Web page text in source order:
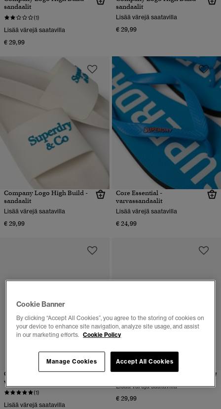
sandaalit
(1)
Lisää värejä saatavilla
€ 29,99
sandaalit
Lisää värejä saatavilla
€ 29,99
Company Logo High Build -
sandaalit
Lisää värejä saatavilla
€ 29,99
Core Essential -
varvassandaalit
Lisää värejä saatavilla
€ 24,99
Core Essential -
varvassandaalit
(1)
Lisää värejä saatavilla
Vintage-varvassandaalit
Lisää värejä saatavilla
€ 29,99
Cookie Banner
By clicking “Accept All Cookies”, you agree to the storing of cookies on
your device to enhance site navigation, analyze site usage, and assist
in our marketing efforts. Cookie Policy
Accept All Cookies
Manage Cookies